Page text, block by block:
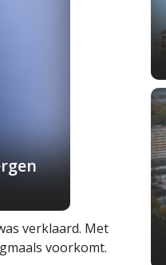
verklaard. Met
voorkomt.